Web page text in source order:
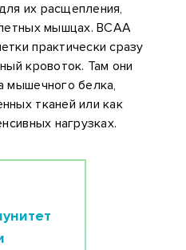
их расщепления,
мышцах. BCAA
практически сразу
кровоток. Там они
мышечного белка,
тканей или как
нагрузках.